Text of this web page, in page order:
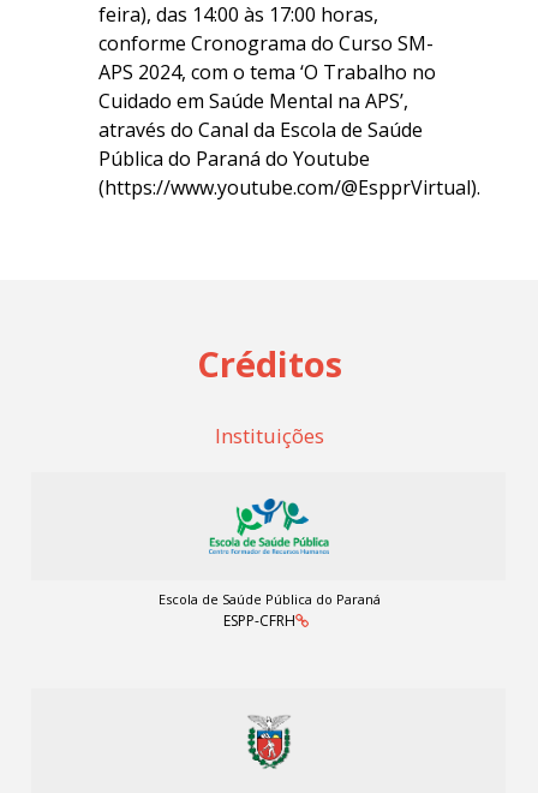
feira), das 14:00 às 17:00 horas,
conforme Cronograma do Curso SM-
APS 2024, com o tema ‘O Trabalho no
Cuidado em Saúde Mental na APS’,
através do Canal da Escola de Saúde
Pública do Paraná do Youtube
(https://www.youtube.com/@EspprVirtual).
Créditos
Instituições
Escola de Saúde Pública do Paraná
ESPP-CFRH